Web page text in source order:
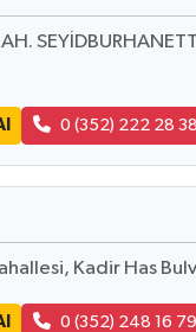
0 (352) 222 28 38
Kadir Has
0 (352) 248 16 79